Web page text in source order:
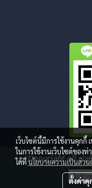
Copyright all
ผู้เข้า
เว็บไซต์นี้มีการใช้งานคุก
ในการใช้งานเว็บไซต์ของ
ได้ที่นโยบายความเป็นส่วน
ตั้งค่าคุ